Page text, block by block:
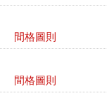
間格圖則
間格圖則